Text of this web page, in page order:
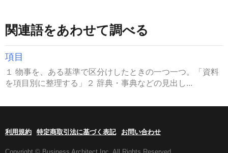
関連語をあわせて調べる
項目
１ 物事を、ある基準で区分けしたときの一つ一つ。「資料
を項目別に整理する」２ 辞典・事典などの見出し...
利用規約 特定商取引法に基づく表記 お問い合わせ
Copyright © Business Architect Inc. All Rights Reserved.